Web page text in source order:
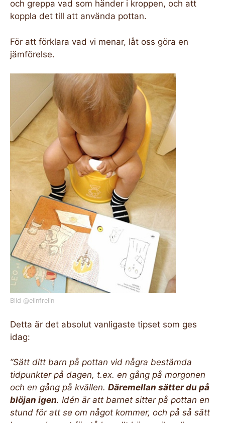
och greppa vad som händer i kroppen, och att
koppla det till att använda pottan.
För att förklara vad vi menar, låt oss göra en
jämförelse.
Bild @elinfrelin
Detta är det absolut vanligaste tipset som ges
idag:
”Sätt ditt barn på pottan vid några bestämda
tidpunkter på dagen, t.ex. en gång på morgonen
och en gång på kvällen. Däremellan sätter du på
blöjan igen. Idén är att barnet sitter på pottan en
stund för att se om något kommer, och på så sätt